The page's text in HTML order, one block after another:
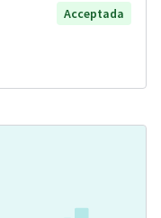
Acceptada